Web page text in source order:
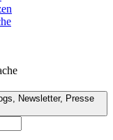
Newsletter, Presse